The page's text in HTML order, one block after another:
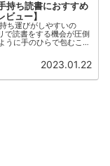
持ち読書におすすめ
ュー】
ち運びがしやすいの
で読書をする機会が圧倒
うに手のひらで包むこと
2023.01.22